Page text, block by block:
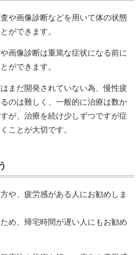
や画像診断などを用いて体の状態
ができます。
画像診断は重篤な症状になる前に
ができます。
まだ開発されていない為、慢性疲
のは難しく、一般的に治療は数か
が、治療を続け少しずつですが症
ことが大切です。
や、疲労感がある人にお勧めしま
め、帰宅時間が遅い人にもお勧め